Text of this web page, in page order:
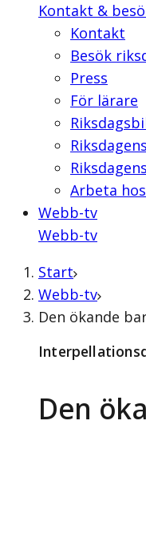
Kontakt &
Kontakt
Besök
Press
För lärare
Arbeta
Webb-tv
Webb-tv
Start
Webb-tv
Den ökande
Den